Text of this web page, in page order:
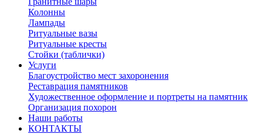
Колонны
Лампады
Ритуальные вазы
Ритуальные кресты
Стойки (таблички)
Услуги
Благоустройство мест захоронения
Реставрация памятников
Художественное оформление и портреты на памятник
Организация похорон
Наши работы
КОНТАКТЫ